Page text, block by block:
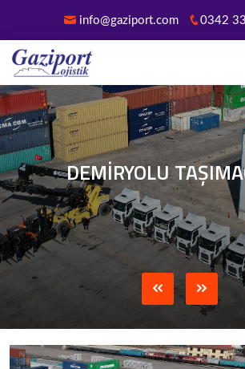
info@gaziport.com 0342
DEMİRYOLU